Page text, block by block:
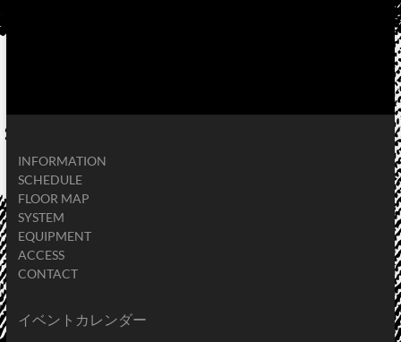
INFORMATION
SCHEDULE
FLOOR MAP
SYSTEM
EQUIPMENT
ACCESS
CONTACT
イベントカレンダー